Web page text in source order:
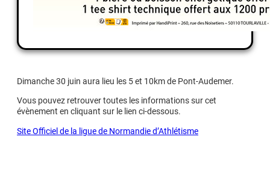
Dimanche 30 juin aura lieu les 5 et 10km de Pont-Audemer.
Vous pouvez retrouver toutes les informations sur cet
évènement en cliquant sur le lien ci-dessous.
Site Officiel de la ligue de Normandie d’Athlétisme